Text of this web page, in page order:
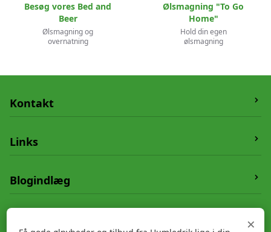
Besøg vores Bed and
Beer
Ølsmagning og
overnatning
Ølsmagning "To Go
Home"
Hold din egen
ølsmagning
Kontakt
Vesterskovvej 19,
Telefon:20662804
E-mail:info@humledrik.dk
CVR
Links
Handelsbetingelser
Kontakt
Blogindlæg
Øl og mad
×